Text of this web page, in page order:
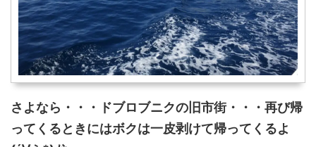
さよなら・・・ドブロブニクの旧市街・・・再び帰
ってくるときにはボクは一皮剥けて帰ってくるよ